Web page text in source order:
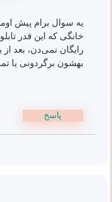
یه سوال برام پیش
خانگی که این قدر
رایگان نمی‌دن، بعد
بهشون برگردونی یا
پاسخ